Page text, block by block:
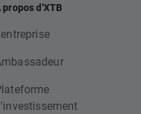
propos d'XTB